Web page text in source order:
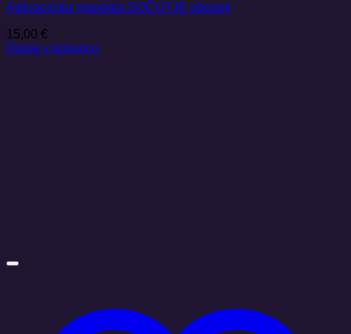
Aktivacijska mandala SOČUTJE obesek
15,00 €
Dodaj v košarico